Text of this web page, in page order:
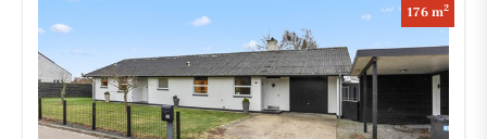
176 m2